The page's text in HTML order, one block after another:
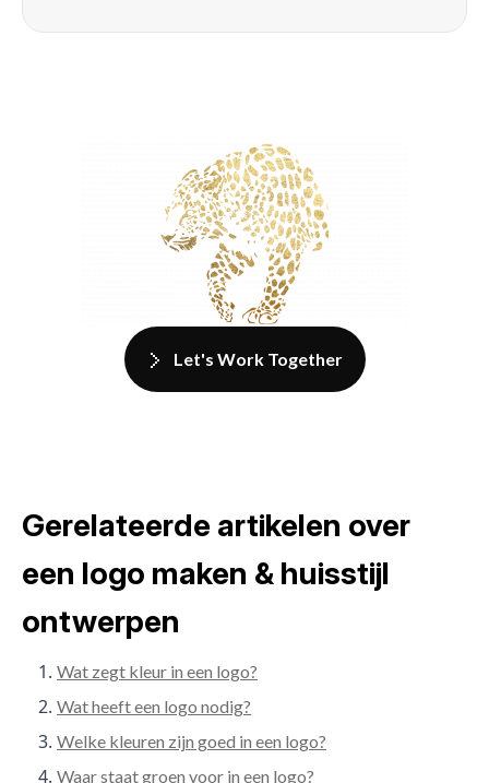
Let's Work Together
Gerelateerde artikelen over
een logo maken & huisstijl
ontwerpen
Wat zegt kleur in een logo?
Wat heeft een logo nodig?
Welke kleuren zijn goed in een logo?
Waar staat groen voor in een logo?